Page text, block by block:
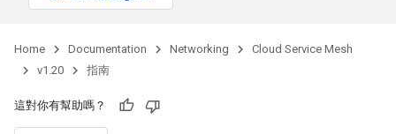
Home Documentation Networking
Cloud Service Mesh
v1.20
指南
這對你有幫助嗎？